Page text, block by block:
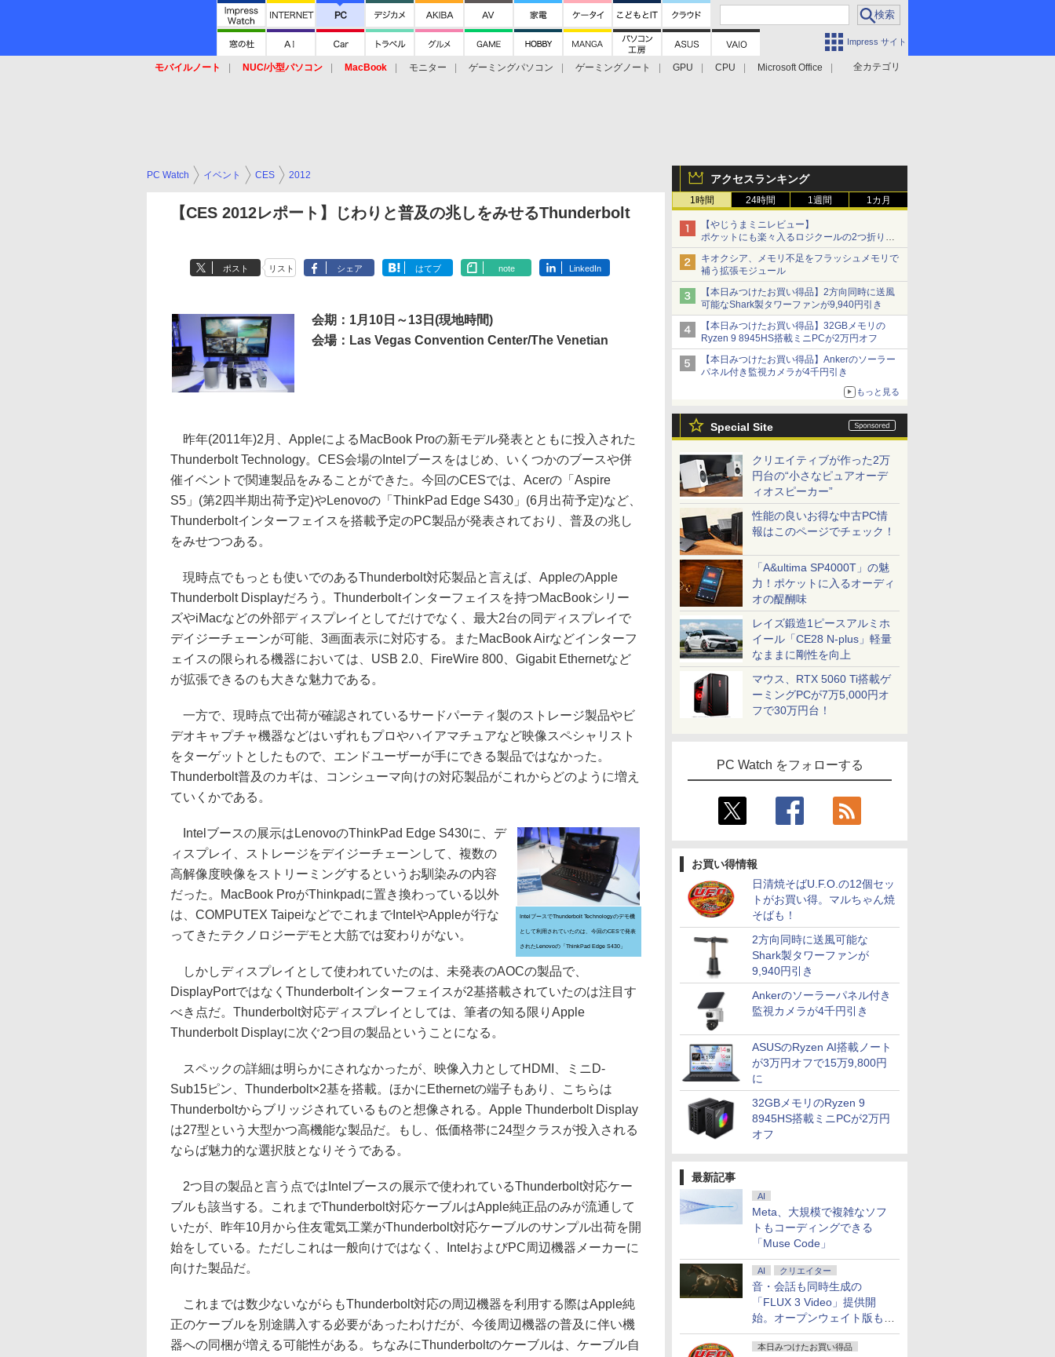
Impress サイト
全カテゴリ
モバイルノート NUC/小型パソコン MacBook モニター ゲーミングパソコン ゲーミングノート GPU CPU
Microsoft Office
アクセスランキング
1時間 24時間 1週間 1カ月
【やじうまミニレビュー】
ポケットにも楽々入るロジクールの2つ折りマ
ウス「Mobi Fold」。その気になるギミックと
は？
キオクシア、メモリ不足をフラッシュメモリで
補う拡張モジュール
【本日みつけたお買い得品】2方向同時に送風
可能なShark製タワーファンが9,940円引き
【本日みつけたお買い得品】32GBメモリの
Ryzen 9 8945HS搭載ミニPCが2万円オフ
【本日みつけたお買い得品】Ankerのソーラー
パネル付き監視カメラが4千円引き
もっと見る
Special Site
クリエイティブが作った2万
円台の“小さなピュアオーデ
ィオスピーカー”
性能の良いお得な中古PC情
報はこのページでチェック！
「A&ultima SP4000T」の魅
力！ポケットに入るオーディ
オの醍醐味
レイズ鍛造1ピースアルミホ
イール「CE28 N-plus」軽量
なままに剛性を向上
マウス、RTX 5060 Ti搭載ゲ
ーミングPCが7万5,000円オ
フで30万円台！
PC Watch をフォローする
お買い得情報
日清焼そばU.F.O.の12個セッ
トがお買い得。マルちゃん焼
そばも！
2方向同時に送風可能な
Shark製タワーファンが
9,940円引き
Ankerのソーラーパネル付き
監視カメラが4千円引き
ASUSのRyzen AI搭載ノート
が3万円オフで15万9,800円
に
32GBメモリのRyzen 9
8945HS搭載ミニPCが2万円
オフ
最新記事
AI
Meta、大規模で複雑なソフ
トもコーディングできる
「Muse Code」
AI クリエイター
音・会話も同時生成の
「FLUX 3 Video」提供開
始。オープンウェイト版も計
画
本日みつけたお買い得品
PC Watch イベント CES 2012
【CES 2012レポート】じわりと普及の兆しをみせるThunderbolt
ポスト リスト シェア はてブ note LinkedIn
会期：1月10日～13日(現地時間)
会場：Las Vegas Convention Center/The Venetian
昨年(2011年)2月、AppleによるMacBook Proの新モデル発表とともに投入された
Thunderbolt Technology。CES会場のIntelブースをはじめ、いくつかのブースや併
催イベントで関連製品をみることができた。今回のCESでは、Acerの「Aspire
S5」(第2四半期出荷予定)やLenovoの「ThinkPad Edge S430」(6月出荷予定)など、
Thunderboltインターフェイスを搭載予定のPC製品が発表されており、普及の兆し
をみせつつある。
現時点でもっとも使いでのあるThunderbolt対応製品と言えば、AppleのApple
Thunderbolt Displayだろう。Thunderboltインターフェイスを持つMacBookシリー
ズやiMacなどの外部ディスプレイとしてだけでなく、最大2台の同ディスプレイで
デイジーチェーンが可能、3画面表示に対応する。またMacBook Airなどインターフ
ェイスの限られる機器においては、USB 2.0、FireWire 800、Gigabit Ethernetなど
が拡張できるのも大きな魅力である。
一方で、現時点で出荷が確認されているサードパーティ製のストレージ製品やビ
デオキャプチャ機器などはいずれもプロやハイアマチュアなど映像スペシャリスト
をターゲットとしたもので、エンドユーザーが手にできる製品ではなかった。
Thunderbolt普及のカギは、コンシューマ向けの対応製品がこれからどのように増え
ていくかである。
IntelブースでThunderbolt Technologyのデモ機
として利用されていたのは、今回のCESで発表
されたLenovoの「ThinkPad Edge S430」
Intelブースの展示はLenovoのThinkPad Edge S430に、デ
ィスプレイ、ストレージをデイジーチェーンして、複数の
高解像度映像をストリーミングするというお馴染みの内容
だった。MacBook ProがThinkpadに置き換わっている以外
は、COMPUTEX TaipeiなどでこれまでIntelやAppleが行な
ってきたテクノロジーデモと大筋では変わりがない。
しかしディスプレイとして使われていたのは、未発表のAOCの製品で、
DisplayPortではなくThunderboltインターフェイスが2基搭載されていたのは注目す
べき点だ。Thunderbolt対応ディスプレイとしては、筆者の知る限りApple
Thunderbolt Displayに次ぐ2つ目の製品ということになる。
スペックの詳細は明らかにされなかったが、映像入力としてHDMI、ミニD-
Sub15ピン、Thunderbolt×2基を搭載。ほかにEthernetの端子もあり、こちらは
Thunderboltからブリッジされているものと想像される。Apple Thunderbolt Display
は27型という大型かつ高機能な製品だ。もし、低価格帯に24型クラスが投入される
ならば魅力的な選択肢となりそうである。
2つ目の製品と言う点ではIntelブースの展示で使われているThunderbolt対応ケー
ブルも該当する。これまでThunderbolt対応ケーブルはApple純正品のみが流通して
いたが、昨年10月から住友電気工業がThunderbolt対応ケーブルのサンプル出荷を開
始をしている。ただしこれは一般向けではなく、IntelおよびPC周辺機器メーカーに
向けた製品だ。
これまでは数少ないながらもThunderbolt対応の周辺機器を利用する際はApple純
正のケーブルを別途購入する必要があったわけだが、今後周辺機器の普及に伴い機
器への同梱が増える可能性がある。ちなみにThunderboltのケーブルは、ケーブル自